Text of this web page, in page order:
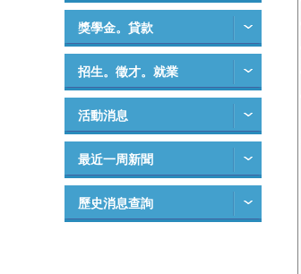
獎學金。貸款
招生。徵才。就業
活動消息
最近一周新聞
歷史消息查詢